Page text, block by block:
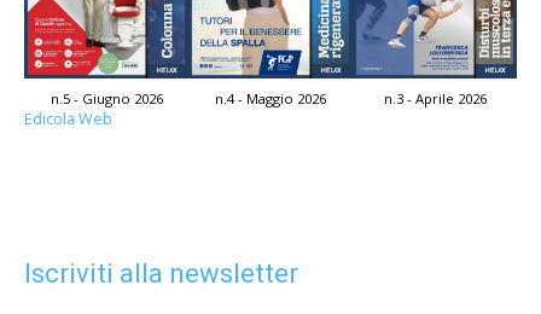
n.5 - Giugno 2026 n.4 - Maggio 2026 n.3 - Aprile 2026
Edicola Web
Iscriviti alla newsletter